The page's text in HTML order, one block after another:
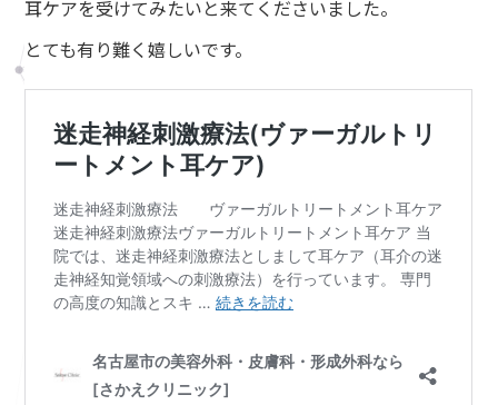
耳ケアを受けてみたいと来てくださいました。
とても有り難く嬉しいです。